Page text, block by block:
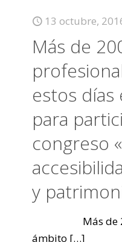
13 octubre,
Más de
estos días
para
congreso
y
Más de 200
ámbito […]